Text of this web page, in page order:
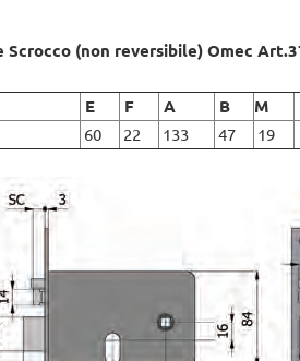
Scrocco (non reversibile) Omec
E F A B M
60 22 133 47 19